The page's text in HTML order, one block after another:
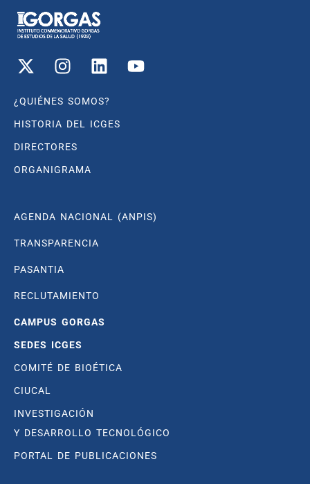
¿QUIÉNES SOMOS?
HISTORIA DEL ICGES
DIRECTORES
ORGANIGRAMA
AGENDA NACIONAL (ANPIS)
TRANSPARENCIA
PASANTIA
RECLUTAMIENTO
CAMPUS GORGAS
SEDES ICGES
COMITÉ DE BIOÉTICA
CIUCAL
INVESTIGACIÓN
Y DESARROLLO TECNOLÓGICO
PORTAL DE PUBLICACIONES